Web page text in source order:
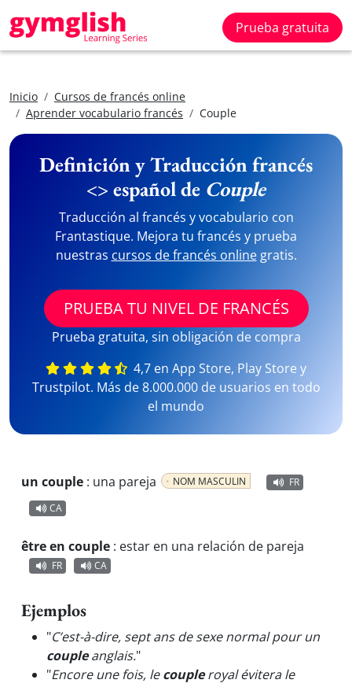
Prueba gratuita
Inicio
Cursos de francés online
Aprender vocabulario francés
Couple
Definición y Traducción francés
<> español de Couple
Traducción al francés y vocabulario con
Frantastique. Mejora tu francés y prueba
nuestras cursos de francés onlinegratis.
PRUEBA TU NIVEL DE FRANCÉS
Prueba gratuita, sin obligación de compra
4,7 en App Store, Play Store y
Trustpilot. Más de 8.000.000 de usuarios en todo
el mundo
un couple : una pareja NOM MASCULIN
FR
CA
être en couple : estar en una relación de pareja
FR CA
Ejemplos
"C’est-à-dire, sept ans de sexe normal pour un
coupleanglais."
"Encore une fois, lecoupleroyal évitera le